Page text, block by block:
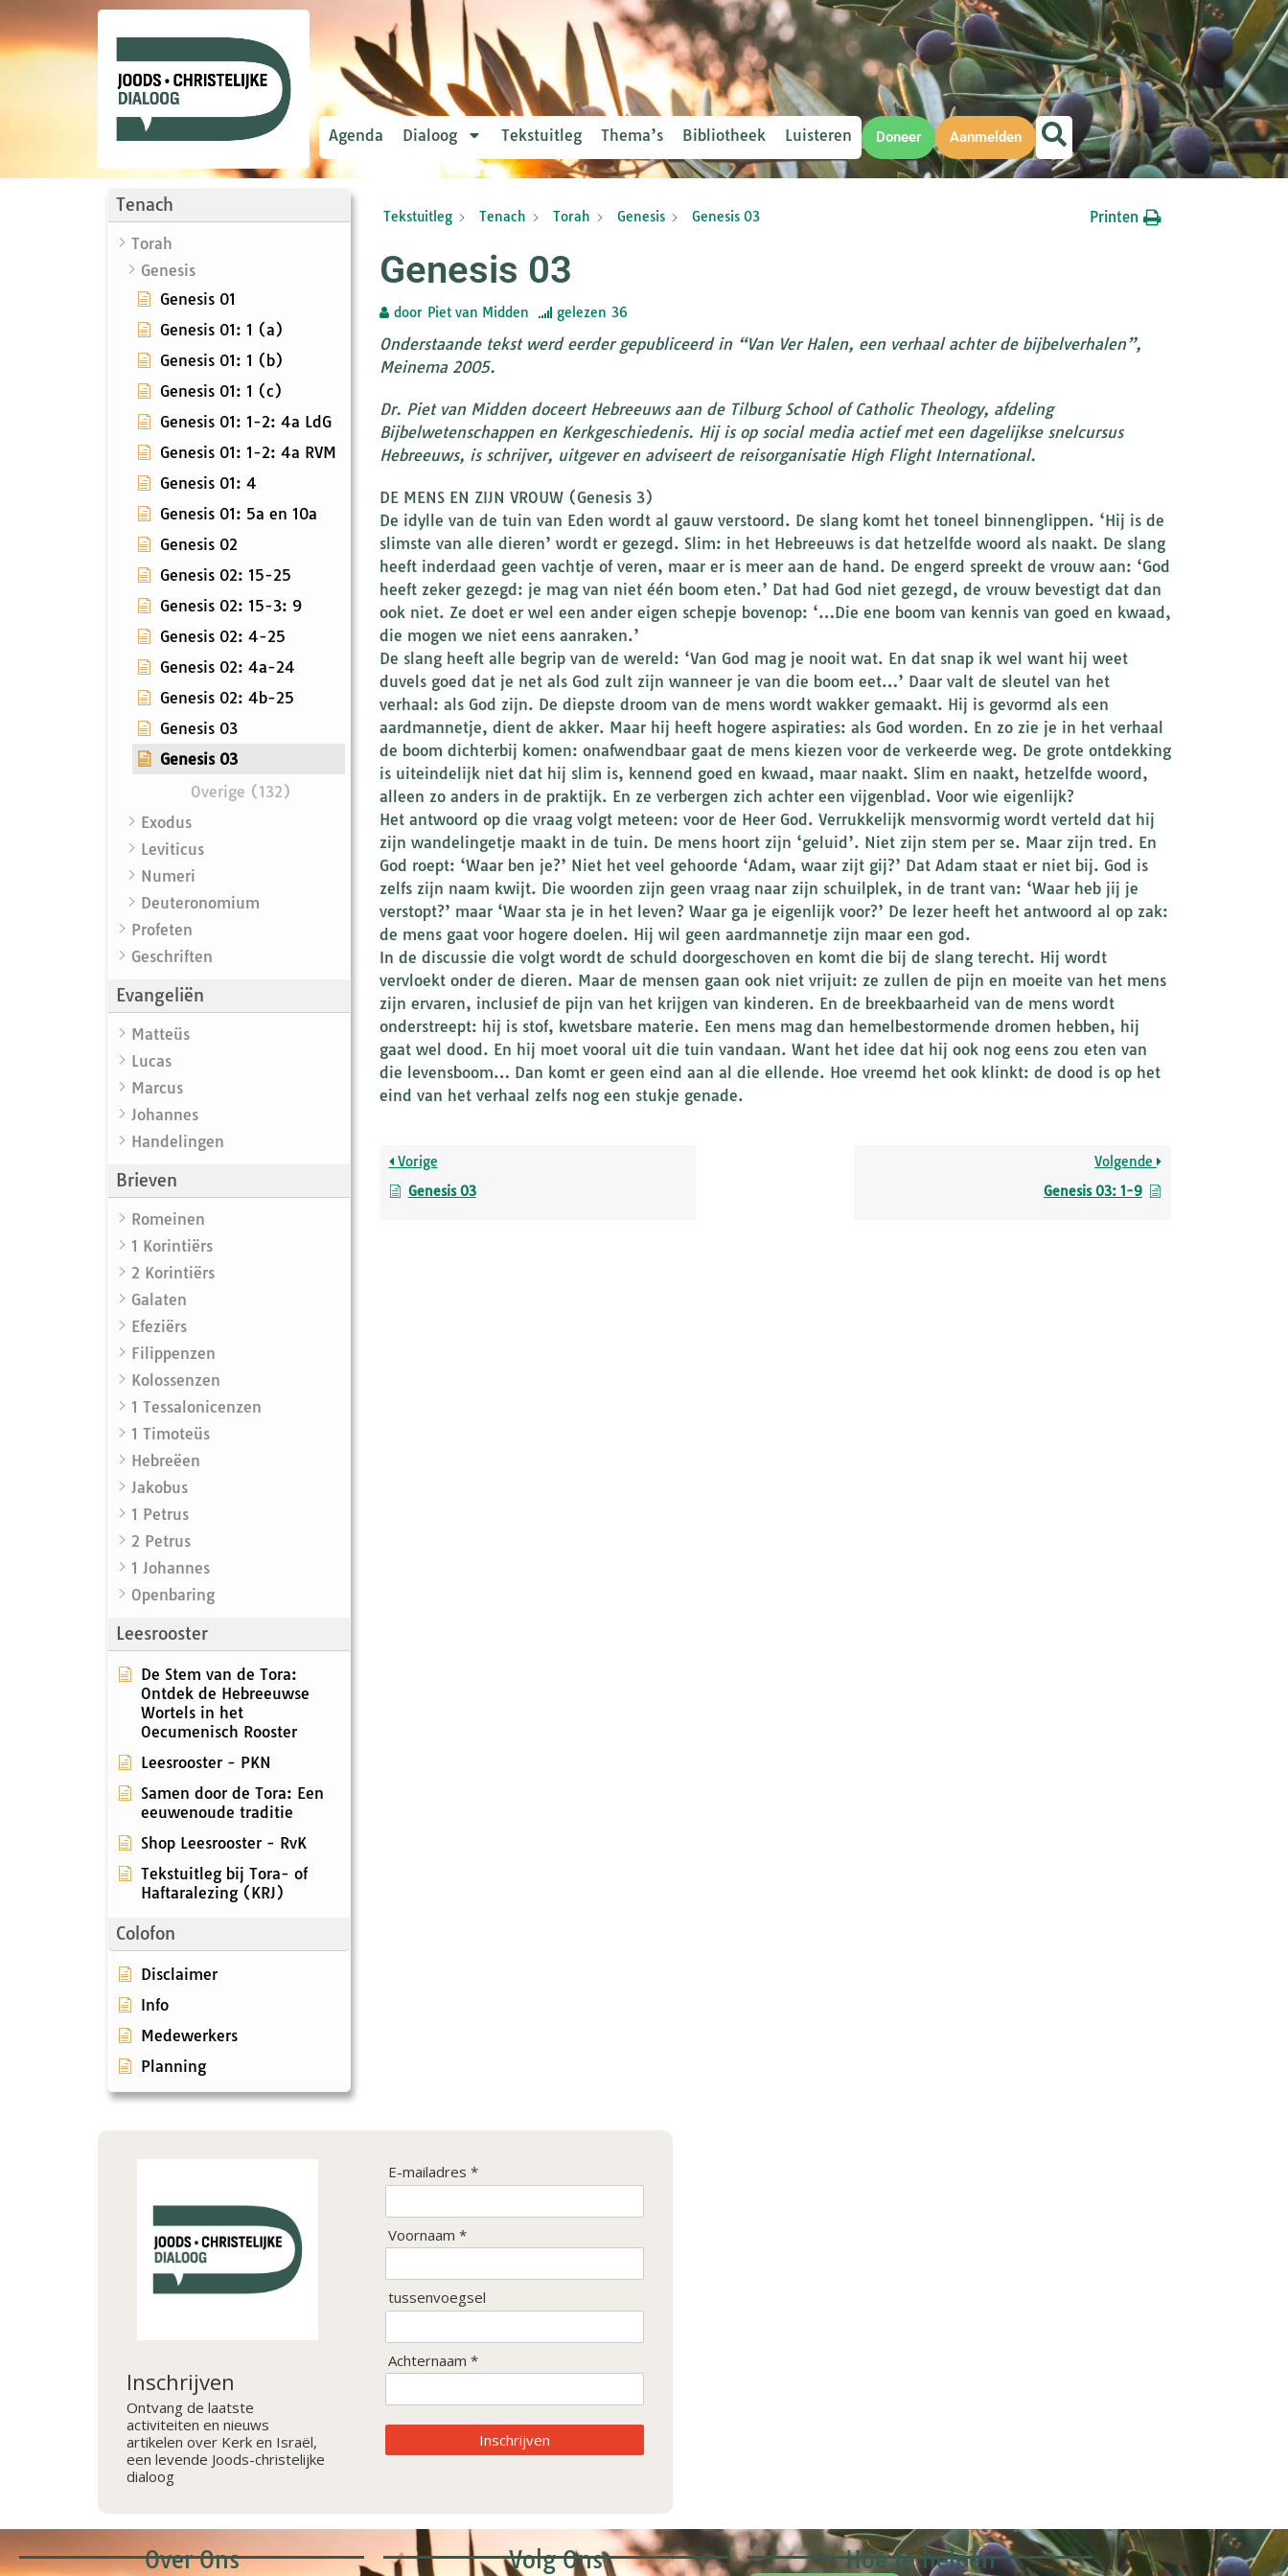
Agenda Dialoog Tekstuitleg Thema’s Bibliotheek Luisteren Doneer Aanmelden
Tenach
Torah
Genesis
Genesis 01
Genesis 01: 1 (a)
Genesis 01: 1 (b)
Genesis 01: 1 (c)
Genesis 01: 1-2: 4a LdG
Genesis 01: 1-2: 4a RVM
Genesis 01: 4
Genesis 01: 5a en 10a
Genesis 02
Genesis 02: 15-25
Genesis 02: 15-3: 9
Genesis 02: 4-25
Genesis 02: 4a-24
Genesis 02: 4b-25
Genesis 03
Genesis 03
Overige (132)
Exodus
Leviticus
Numeri
Deuteronomium
Profeten
Geschriften
Evangeliën
Matteüs
Lucas
Marcus
Johannes
Handelingen
Brieven
Romeinen
1 Korintiërs
2 Korintiërs
Galaten
Efeziërs
Filippenzen
Kolossenzen
1 Tessalonicenzen
1 Timoteüs
Hebreëen
Jakobus
1 Petrus
2 Petrus
1 Johannes
Openbaring
Leesrooster
De Stem van de Tora:
Ontdek de Hebreeuwse
Wortels in het
Oecumenisch Rooster
Leesrooster - PKN
Samen door de Tora: Een
eeuwenoude traditie
Shop Leesrooster - RvK
Tekstuitleg bij Tora- of
Haftaralezing (KRJ)
Colofon
Disclaimer
Info
Medewerkers
Planning
Tekstuitleg Tenach Torah Genesis Genesis 03 Printen
Genesis 03
door Piet van Midden gelezen 36
Onderstaande tekst werd eerder gepubliceerd in “Van Ver Halen, een verhaal achter de bijbelverhalen”,
Meinema 2005.
Dr. Piet van Midden doceert Hebreeuws aan de Tilburg School of Catholic Theology, afdeling
Bijbelwetenschappen en Kerkgeschiedenis. Hij is op social media actief met een dagelijkse snelcursus
Hebreeuws, is schrijver, uitgever en adviseert de reisorganisatie High Flight International.
DE MENS EN ZIJN VROUW (Genesis 3)
De idylle van de tuin van Eden wordt al gauw verstoord. De slang komt het toneel binnenglippen. ‘Hij is de
slimste van alle dieren’ wordt er gezegd. Slim: in het Hebreeuws is dat hetzelfde woord als naakt. De slang
heeft inderdaad geen vachtje of veren, maar er is meer aan de hand. De engerd spreekt de vrouw aan: ‘God
heeft zeker gezegd: je mag van niet één boom eten.’ Dat had God niet gezegd, de vrouw bevestigt dat dan
ook niet. Ze doet er wel een ander eigen schepje bovenop: ‘…Die ene boom van kennis van goed en kwaad,
die mogen we niet eens aanraken.’
De slang heeft alle begrip van de wereld: ‘Van God mag je nooit wat. En dat snap ik wel want hij weet
duvels goed dat je net als God zult zijn wanneer je van die boom eet…’ Daar valt de sleutel van het
verhaal: als God zijn. De diepste droom van de mens wordt wakker gemaakt. Hij is gevormd als een
aardmannetje, dient de akker. Maar hij heeft hogere aspiraties: als God worden. En zo zie je in het verhaal
de boom dichterbij komen: onafwendbaar gaat de mens kiezen voor de verkeerde weg. De grote ontdekking
is uiteindelijk niet dat hij slim is, kennend goed en kwaad, maar naakt. Slim en naakt, hetzelfde woord,
alleen zo anders in de praktijk. En ze verbergen zich achter een vijgenblad. Voor wie eigenlijk?
Het antwoord op die vraag volgt meteen: voor de Heer God. Verrukkelijk mensvormig wordt verteld dat hij
zijn wandelingetje maakt in de tuin. De mens hoort zijn ‘geluid’. Niet zijn stem per se. Maar zijn tred. En
God roept: ‘Waar ben je?’ Niet het veel gehoorde ‘Adam, waar zijt gij?’ Dat Adam staat er niet bij. God is
zelfs zijn naam kwijt. Die woorden zijn geen vraag naar zijn schuilplek, in de trant van: ‘Waar heb jij je
verstopt?’ maar ‘Waar sta je in het leven? Waar ga je eigenlijk voor?’ De lezer heeft het antwoord al op zak:
de mens gaat voor hogere doelen. Hij wil geen aardmannetje zijn maar een god.
In de discussie die volgt wordt de schuld doorgeschoven en komt die bij de slang terecht. Hij wordt
vervloekt onder de dieren. Maar de mensen gaan ook niet vrijuit: ze zullen de pijn en moeite van het mens
zijn ervaren, inclusief de pijn van het krijgen van kinderen. En de breekbaarheid van de mens wordt
onderstreept: hij is stof, kwetsbare materie. Een mens mag dan hemelbestormende dromen hebben, hij
gaat wel dood. En hij moet vooral uit die tuin vandaan. Want het idee dat hij ook nog eens zou eten van
die levensboom… Dan komt er geen eind aan al die ellende. Hoe vreemd het ook klinkt: de dood is op het
eind van het verhaal zelfs nog een stukje genade.
Vorige
Genesis 03
Volgende
Genesis 03: 1-9
Inschrijven
Ontvang de laatste
activiteiten en nieuws
artikelen over Kerk en Israël,
een levende Joods-christelijke
dialoog
E-mailadres *
Voornaam *
tussenvoegsel
Achternaam *
Inschrijven
Over Ons Volg Ons Hoe te helpen